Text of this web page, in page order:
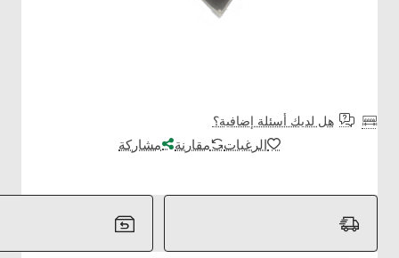
هل لديك أسئلة إضافية؟
الرغبات مقارنة مشاركة